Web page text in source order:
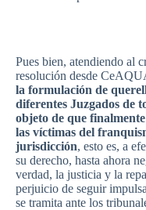
Pues bien, atendiendo al
resolución desde
la formulación de
diferentes Juzgados de
objeto de que finalmente
las víctimas del
jurisdicción, esto es, a
su derecho, hasta ahora
verdad, la justicia y la
perjuicio de seguir
se tramita ante los